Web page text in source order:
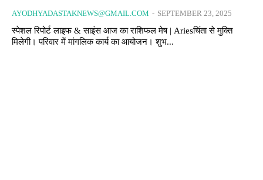
AYODHYADASTAKNEWS@GMAIL.COM - SEPTEMBER 23, 2025
स्पेशल रिपोर्ट लाइफ & साइंस आज का राशिफल मेष | Ariesचिंता से मुक्ति
मिलेगी। परिवार में मांगलिक कार्य का आयोजन। शुभ...